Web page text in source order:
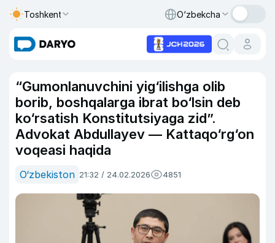
Toshkent O‘zbekcha
“Gumonlanuvchini yig‘ilishga olib
borib, boshqalarga ibrat bo‘lsin deb
ko‘rsatish Konstitutsiyaga zid”.
Advokat Abdullayev — Kattaqo‘rg‘on
voqeasi haqida
O‘zbekiston 21:32 / 24.02.2026 4851